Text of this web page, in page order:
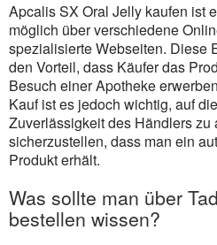
Apcalis SX Oral Jelly kaufen ist
möglich über verschiedene
spezialisierte Webseiten. Diese
den Vorteil, dass Käufer das
Besuch einer Apotheke
Kauf ist es jedoch wichtig, auf
Zuverlässigkeit des Händlers zu
sicherzustellen, dass man ein
Produkt erhält.
Was sollte man über
bestellen wissen?